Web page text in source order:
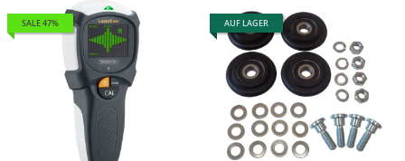
SALE 47% AUF LAGER